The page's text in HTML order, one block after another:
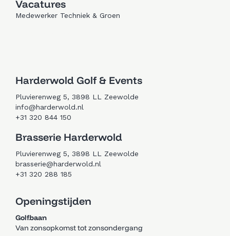
Vacatures
Medewerker Techniek & Groen
Harderwold Golf & Events
Pluvierenweg 5, 3898 LL Zeewolde
info@harderwold.nl
+31 320 844 150
Brasserie Harderwold
Pluvierenweg 5, 3898 LL Zeewolde
brasserie@harderwold.nl
+31 320 288 185
Openingstijden
Golfbaan
Van zonsopkomst tot zonsondergang